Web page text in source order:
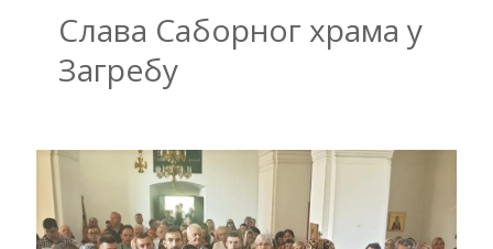
Слава Саборног храма у
Загребу